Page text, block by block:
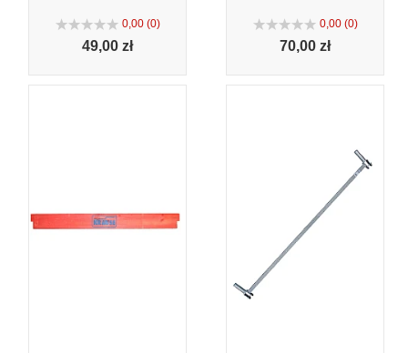
0,00 (0)
49,00 zł
0,00 (0)
70,00 zł